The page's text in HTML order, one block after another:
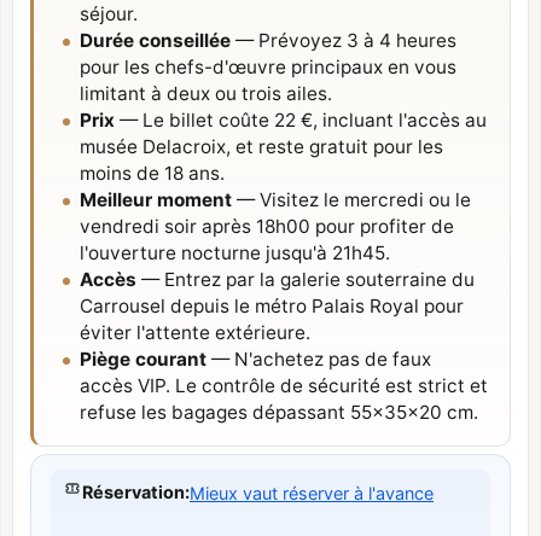
séjour.
Durée conseillée — Prévoyez 3 à 4 heures
pour les chefs-d'œuvre principaux en vous
limitant à deux ou trois ailes.
Prix — Le billet coûte 22 €, incluant l'accès au
musée Delacroix, et reste gratuit pour les
moins de 18 ans.
Meilleur moment — Visitez le mercredi ou le
vendredi soir après 18h00 pour profiter de
l'ouverture nocturne jusqu'à 21h45.
Accès — Entrez par la galerie souterraine du
Carrousel depuis le métro Palais Royal pour
éviter l'attente extérieure.
Piège courant — N'achetez pas de faux
accès VIP. Le contrôle de sécurité est strict et
refuse les bagages dépassant 55×35×20 cm.
Réservation:Mieux vaut réserver à l'avance